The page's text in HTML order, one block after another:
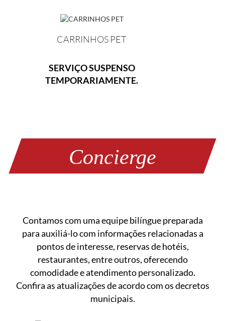
CARRINHOS PET
SERVIÇO SUSPENSO
TEMPORARIAMENTE.
Concierge
Contamos com uma equipe bilíngue preparada
para auxiliá-lo com informações relacionadas a
pontos de interesse, reservas de hotéis,
restaurantes, entre outros, oferecendo
comodidade e atendimento personalizado.
Confira as atualizações de acordo com os decretos
municipais.